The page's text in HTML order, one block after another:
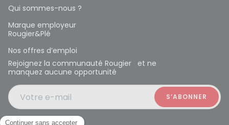
Qui sommes-nous ?
Marque employeur
Rougier&Plé
Nos offres d’emploi
Rejoignez la communauté Rougier et ne
manquez aucune opportunité
Votre e-mail